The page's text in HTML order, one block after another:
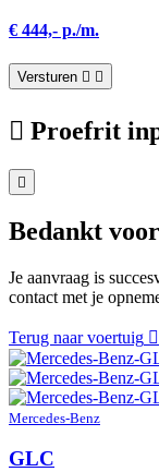
€ 444,- p./m.
Versturen
Proefrit
Bedankt
Je aanvraag is
contact met je
Terug naar voertuig
Mercedes-Benz
GLC